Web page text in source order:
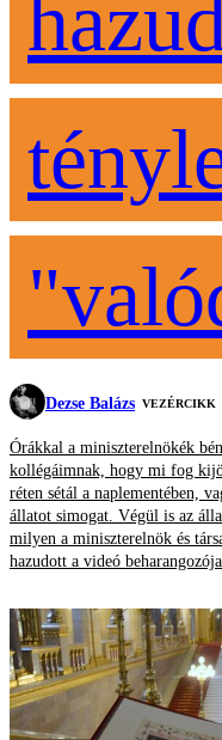
Dezse Balázs VEZÉRCIKK
Órákkal a miniszterelnökék
kollégáimnak, hogy mi fog
réten sétál a naplementében,
állatot simogat. Végül is az
milyen a miniszterelnök és
hazudott a videó beharangozója.